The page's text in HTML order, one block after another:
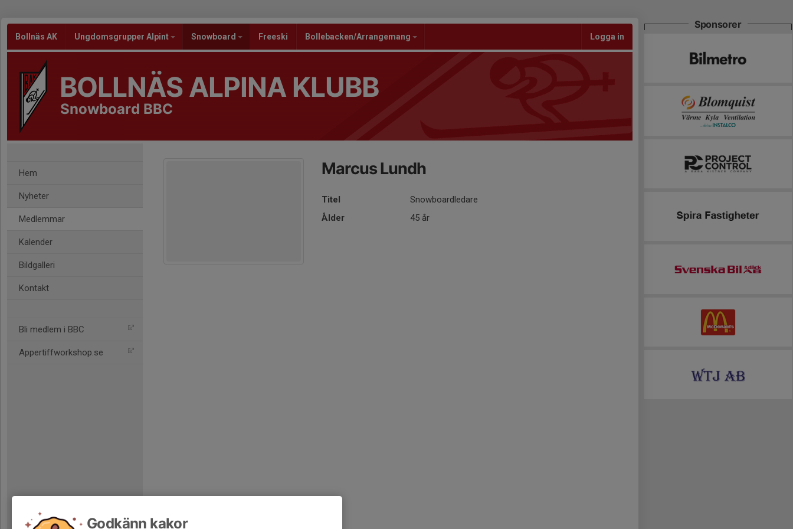
Bollnäs AK Ungdomsgrupper Alpint Snowboard Freeski Bollebacken/Arrangemang Logga in
BOLLNÄS ALPINA KLUBB
Snowboard BBC
Hem
Nyheter
Medlemmar
Kalender
Bildgalleri
Kontakt
Bli medlem i BBC
Appertiffworkshop.se
Marcus Lundh
Titel
Snowboardledare
Ålder
45 år
Sponsorer
Godkänn kakor